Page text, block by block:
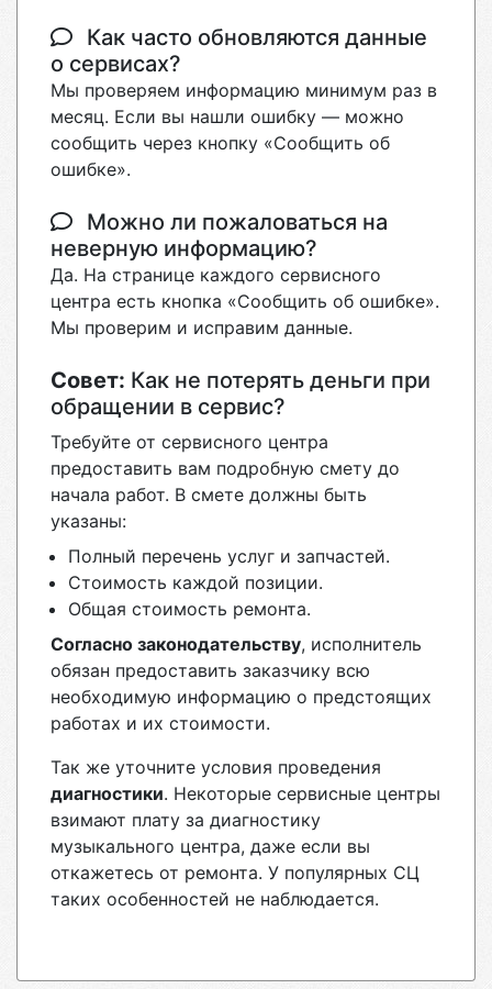
Как часто обновляются данные
о сервисах?
Мы проверяем информацию минимум раз в
месяц. Если вы нашли ошибку — можно
сообщить через кнопку «Сообщить об
ошибке».
Можно ли пожаловаться на
неверную информацию?
Да. На странице каждого сервисного
центра есть кнопка «Сообщить об ошибке».
Мы проверим и исправим данные.
Совет: Как не потерять деньги при
обращении в сервис?
Требуйте от сервисного центра
предоставить вам подробную смету до
начала работ. В смете должны быть
указаны:
Полный перечень услуг и запчастей.
Стоимость каждой позиции.
Общая стоимость ремонта.
Согласно законодательству, исполнитель
обязан предоставить заказчику всю
необходимую информацию о предстоящих
работах и их стоимости.
Так же уточните условия проведения
диагностики. Некоторые сервисные центры
взимают плату за диагностику
музыкального центра, даже если вы
откажетесь от ремонта. У популярных СЦ
таких особенностей не наблюдается.